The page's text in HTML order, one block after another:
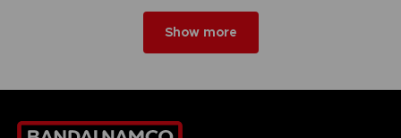
Show more